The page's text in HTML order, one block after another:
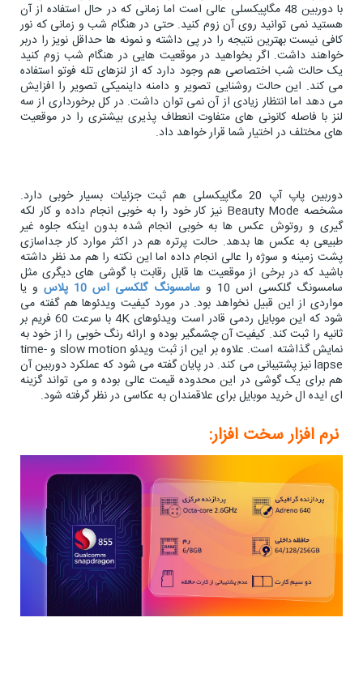
با دوربین 48 مگاپیکسلی عالی است اما زمانی که در حال استفاده از آن
هستید نمی توانید روی آن زوم کنید. حتی در هنگام شب و زمانی که نور
کافی نیست بهترین نتیجه را در پی داشته و نمونه ها حداقل نویز را دربر
خواهند داشت. اگر بخواهید در موقعیت هایی در هنگام شب زوم کنید
یک حالت شب اختصاصی هم وجود دارد که از لنزهای تله فوتو استفاده
می کند. این حالت روشنایی تصویر و دامنه داینمیکی تصویر را افزایش
می دهد اما انتظار زیادی از آن نمی توان داشت. در کل برخورداری از سه
لنز با فاصله کانونی های متفاوت انعطاف پذیری بیشتری را در موقعیت
های مختلف در اختیار شما قرار خواهد داد.
دوربین پاپ آپ 20 مگاپیکسلی هم ثبت جزئیات بسیار خوبی دارد.
مشخصه Beauty Mode نیز کار خود را به خوبی انجام داده و کار لکه
گیری و روتوش عکس ها به خوبی انجام شده بدون اینکه جلوه غیر
طبیعی به عکس ها بدهد. حالت پرتره هم در اکثر موارد کار جداسازی
پشت زمینه و سوژه را عالی انجام داده اما این نکته را هم مد نظر داشته
باشید که در برخی از موقعیت ها قابل رقابت با گوشی های دیگری مثل
سامسونگ گلکسی اس 10 و سامسونگ گلکسی اس 10 پلاس و یا
مواردی از این قبیل نخواهد بود. در مورد کیفیت ویدئوها هم گفته می
شود که این موبایل ردمی قادر است ویدئوهای 4K با سرعت 60 فریم بر
ثانیه را ثبت کند. کیفیت آن چشمگیر بوده و ارائه رنگ خوبی را از خود به
نمایش گذاشته است. علاوه بر این از ثبت ویدئو slow motion و time-
lapse نیز پشتیبانی می کند. در پایان گفته می شود که عملکرد دوربین آن
هم برای یک گوشی در این محدوده قیمت عالی بوده و می تواند گزینه
ای ایده ال خرید موبایل برای علاقمندان به عکاسی در نظر گرفته شود.
نرم افزار سخت افزار: